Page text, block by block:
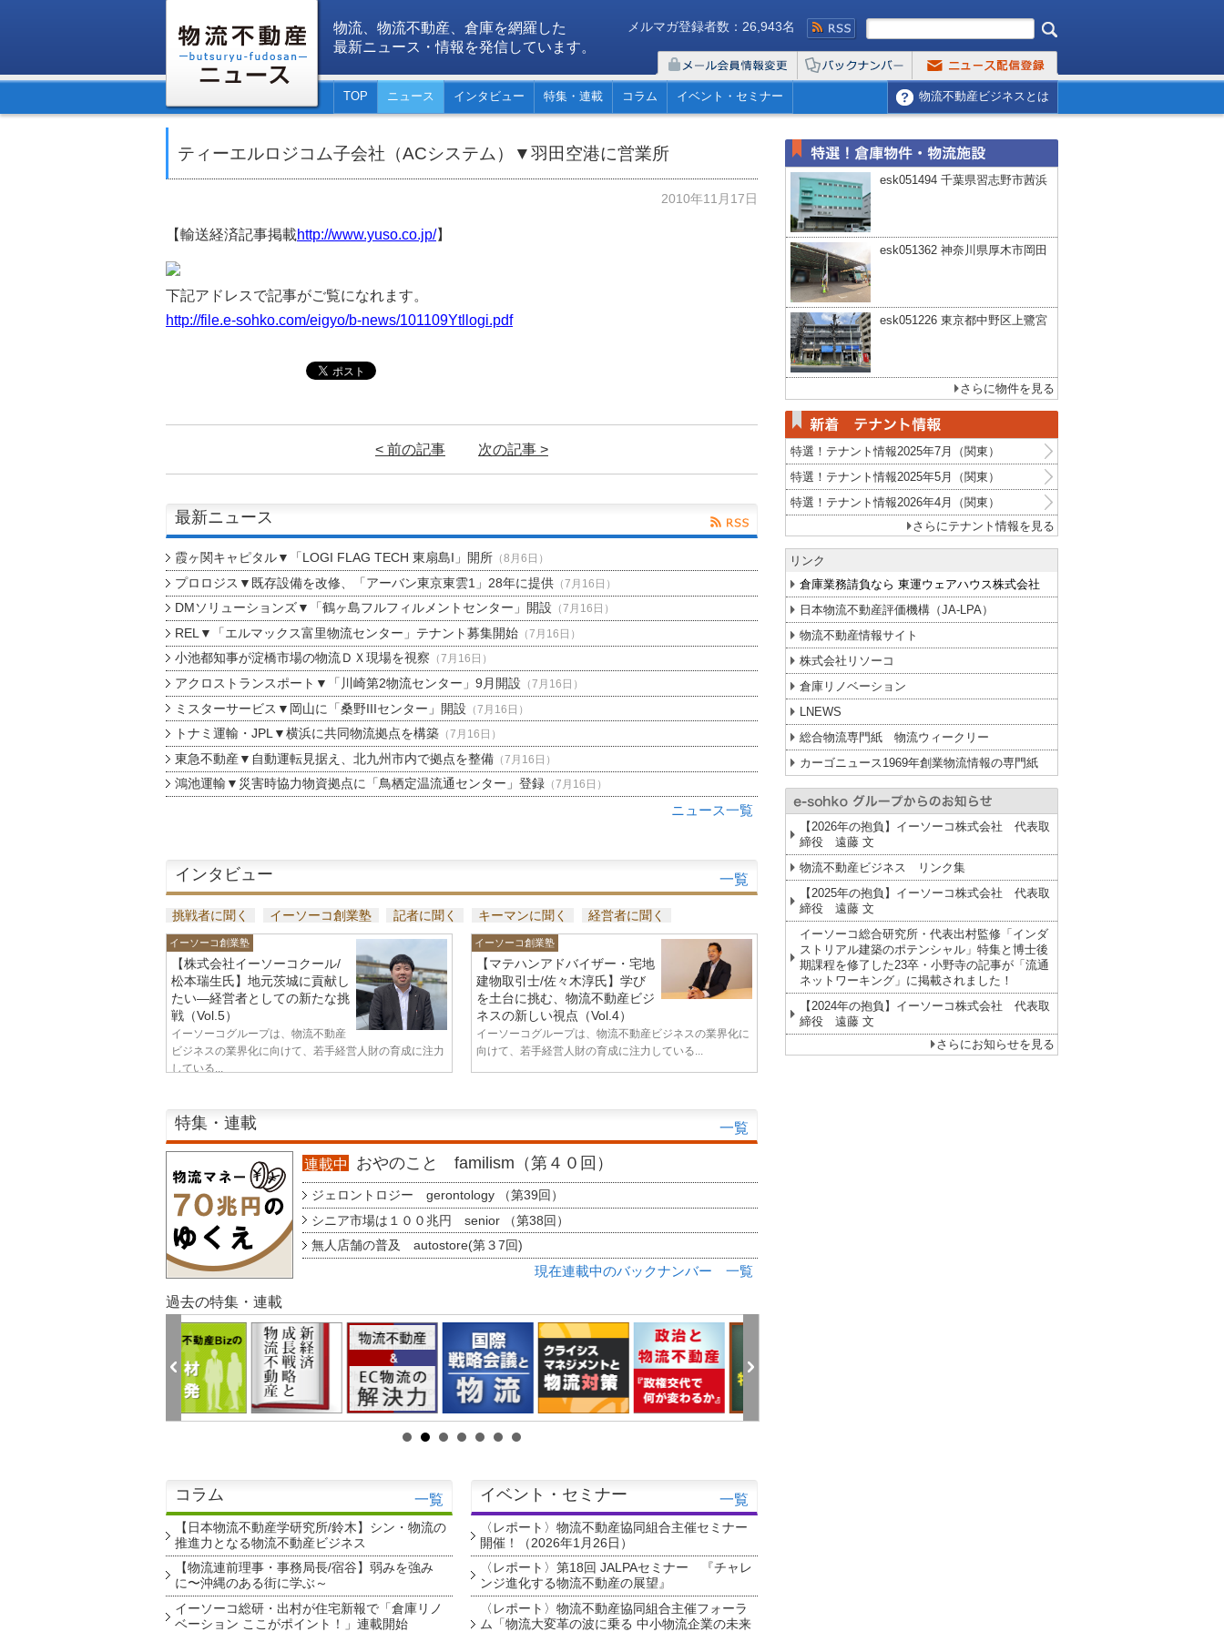
物流、物流不動産、倉庫を網羅した
最新ニュース・情報を発信しています。
メルマガ登録者数：26,943名
TOP ニュース インタビュー 特集・連載 コラム イベント・セミナー 物流不動産ビジネスとは
ティーエルロジコム子会社（ACシステム）▼羽田空港に営業所
2010年11月17日
【輸送経済記事掲載http://www.yuso.co.jp/】
下記アドレスで記事がご覧になれます。
http://file.e-sohko.com/eigyo/b-news/101109Ytllogi.pdf
< 前の記事 次の記事 >
最新ニュース
霞ヶ関キャピタル▼「LOGI FLAG TECH 東扇島I」開所（8月6日）
プロロジス▼既存設備を改修、「アーバン東京東雲1」28年に提供（7月16日）
DMソリューションズ▼「鶴ヶ島フルフィルメントセンター」開設 （7月16日）
REL▼「エルマックス富里物流センター」テナント募集開始（7月16日）
小池都知事が淀橋市場の物流ＤＸ現場を視察 （7月16日）
アクロストランスポート▼「川崎第2物流センター」9月開設 （7月16日）
ミスターサービス▼岡山に「桑野IIIセンター」開設 （7月16日）
トナミ運輸・JPL▼横浜に共同物流拠点を構築（7月16日）
東急不動産▼自動運転見据え、北九州市内で拠点を整備（7月16日）
鴻池運輸▼災害時協力物資拠点に「鳥栖定温流通センター」登録（7月16日）
ニュース一覧
インタビュー 一覧
挑戦者に聞く イーソーコ創業塾 記者に聞く キーマンに聞く 経営者に聞く
イーソーコ創業塾
【株式会社イーソーコクール/
松本瑞生氏】地元茨城に貢献し
たい—経営者としての新たな挑
戦（Vol.5）
イーソーコグループは、物流不動産
ビジネスの業界化に向けて、若手経営人財の育成に注力
している...
イーソーコ創業塾
【マテハンアドバイザー・宅地
建物取引士/佐々木淳氏】学び
を土台に挑む、物流不動産ビジ
ネスの新しい視点（Vol.4）
イーソーコグループは、物流不動産ビジネスの業界化に
向けて、若手経営人財の育成に注力している...
特集・連載 一覧
連載中 おやのこと familism（第４０回）
ジェロントロジー gerontology （第39回）
シニア市場は１００兆円 senior （第38回）
無人店舗の普及 autostore(第３7回)
現在連載中のバックナンバー 一覧
過去の特集・連載
コラム 一覧
【日本物流不動産学研究所/鈴木】シン・物流の
推進力となる物流不動産ビジネス
【物流連前理事・事務局長/宿谷】弱みを強み
に〜沖縄のある街に学ぶ～
イーソーコ総研・出村が住宅新報で「倉庫リノ
ベーション ここがポイント！」連載開始
イベント・セミナー 一覧
〈レポート〉物流不動産協同組合主催セミナー
開催！（2026年1月26日）
〈レポート〉第18回 JALPAセミナー 『チャレ
ンジ進化する物流不動産の展望』
〈レポート〉物流不動産協同組合主催フォーラ
ム「物流大変革の波に乗る 中小物流企業の未来
esk051494 千葉県習志野市茜浜
esk051362 神奈川県厚木市岡田
esk051226 東京都中野区上鷺宮
さらに物件を見る
特選！テナント情報2025年7月（関東）
特選！テナント情報2025年5月（関東）
特選！テナント情報2026年4月（関東）
さらにテナント情報を見る
リンク
倉庫業務請負なら 東運ウェアハウス株式会社
日本物流不動産評価機構（JA-LPA）
物流不動産情報サイト
株式会社リソーコ
倉庫リノベーション
LNEWS
総合物流専門紙 物流ウィークリー
カーゴニュース1969年創業物流情報の専門紙
【2026年の抱負】イーソーコ株式会社 代表取
締役 遠藤 文
物流不動産ビジネス リンク集
【2025年の抱負】イーソーコ株式会社 代表取
締役 遠藤 文
イーソーコ総合研究所・代表出村監修「インダ
ストリアル建築のポテンシャル」特集と博士後
期課程を修了した23卒・小野寺の記事が「流通
ネットワーキング」に掲載されました！
【2024年の抱負】イーソーコ株式会社 代表取
締役 遠藤 文
さらにお知らせを見る